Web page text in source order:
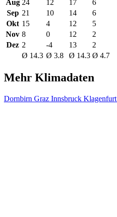
Aug 24 12 17
6
Sep 21 10 14
6
Okt 15 4 12
5
Nov 8 0 12
2
Dez 2 -4 13
2
Ø 14.3 Ø 3.8 Ø 14.3 Ø 4.7
Mehr Klimadaten
Dornbirn Graz Innsbruck Klagenfurt